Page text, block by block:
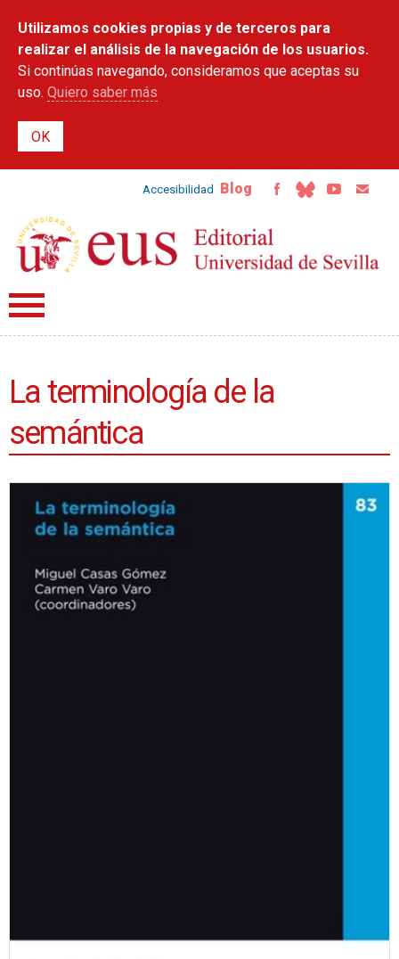
contenido
principal
Utilizamos cookies propias y de terceros para
realizar el análisis de la navegación de los usuarios.
Si continúas navegando, consideramos que aceptas su
uso. Quiero saber más
Accesibilidad Blog
La terminología de la
semántica